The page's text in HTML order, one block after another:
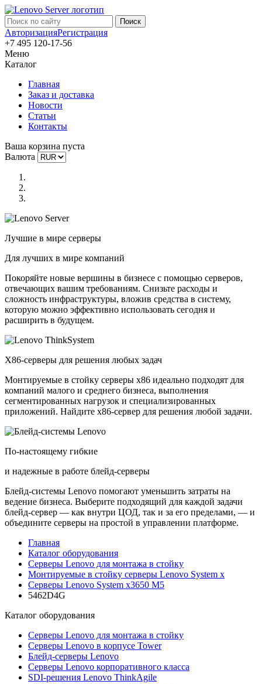
АвторизацияРегистрация
+7 495 120-17-56
Меню
Каталог
Главная
Заказ и доставка
Новости
Статьи
Контакты
Ваша корзина пуста
Валюта
Лучшие в мире серверы
Для лучших в мире компаний
Покоряйте новые вершины в бизнесе с помощью серверов,
отвечающих вашим требованиям. Снизьте расходы и
сложность инфраструктуры, вложив средства в систему,
которую можно эффективно использовать сегодня и
расширить в будущем.
X86-серверы для решения любых задач
Монтируемые в стойку серверы x86 идеально подходят для
компаний малого и среднего бизнеса, выполнения
сегментированных нагрузок и специализированных
приложений. Найдите x86-сервер для решения любой задачи.
По-настоящему гибкие
и надежные в работе блейд-серверы
Блейд-системы Lenovo помогают уменьшить затраты на
ведение бизнеса. Выберите подходящий для каждой задачи
блейд-сервер — как внутри ЦОД, так и за его пределами, — и
объедините серверы на простой в управлении платформе.
Главная
Каталог оборудования
Серверы Lenovo для монтажа в стойку
Монтируемые в стойку серверы Lenovo System x
Серверы Lenovo System x3650 M5
5462D4G
Каталог оборудования
Серверы Lenovo для монтажа в стойку
Серверы Lenovo в корпусе Tower
Блейд-серверы Lenovo
Cерверы Lenovo корпоративного класса
SDI-решения Lenovo ThinkAgile